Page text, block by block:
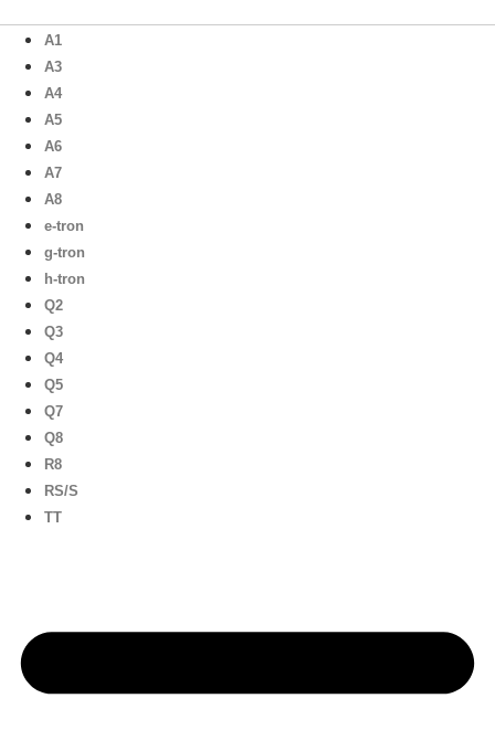
A1
A3
A4
A5
A6
A7
A8
e-tron
g-tron
h-tron
Q2
Q3
Q4
Q5
Q7
Q8
R8
RS/S
TT